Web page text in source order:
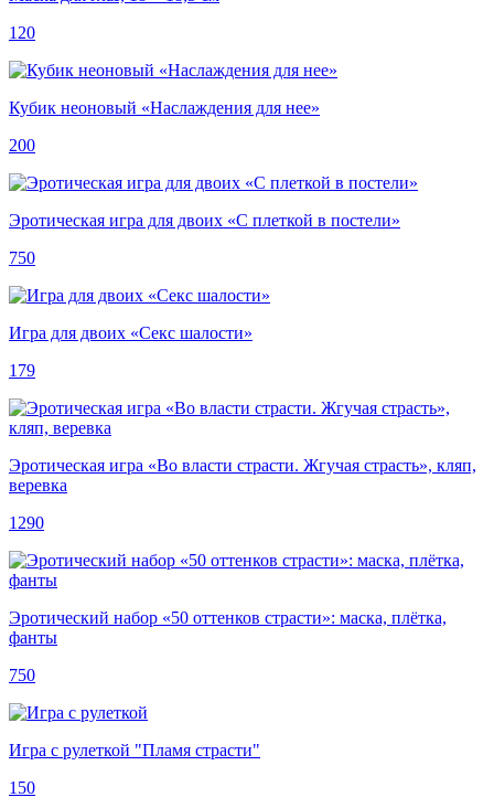
120
Кубик неоновый «Наслаждения для нее»
200
Эротическая игра для двоих «С плеткой в постели»
750
Игра для двоих «Секс шалости»
179
Эротическая игра «Во власти страсти. Жгучая страсть», кляп,
веревка
1290
Эротический набор «50 оттенков страсти»: маска, плётка,
фанты
750
Игра с рулеткой "Пламя страсти"
150